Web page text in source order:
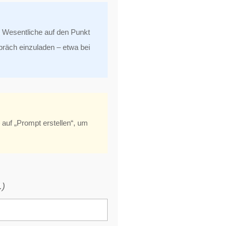
auf den Punkt
einzuladen – etwa bei
„Prompt erstellen“, um